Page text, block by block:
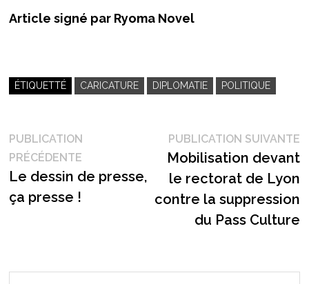
Article signé par Ryoma Novel
ÉTIQUETTÉ CARICATURE DIPLOMATIE POLITIQUE
Navigation
de
l’article
PUBLICATION
PRÉCÉDENTEPublication
précédente :
Le dessin de presse,
ça presse !
PUBLICATION SUIVANTE
Mobilisation devant
le rectorat de Lyon
contre la suppression
du Pass Culture